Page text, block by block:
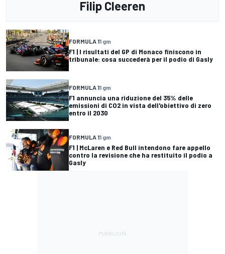
Filip Cleeren
FORMULA 11 gm
F1 | I risultati del GP di Monaco finiscono in
tribunale: cosa succederà per il podio di Gasly
FORMULA 11 gm
F1 annuncia una riduzione del 35% delle
emissioni di CO2 in vista dell'obiettivo di zero
entro il 2030
FORMULA 11 gm
F1 | McLaren e Red Bull intendono fare appello
contro la revisione che ha restituito il podio a
Gasly